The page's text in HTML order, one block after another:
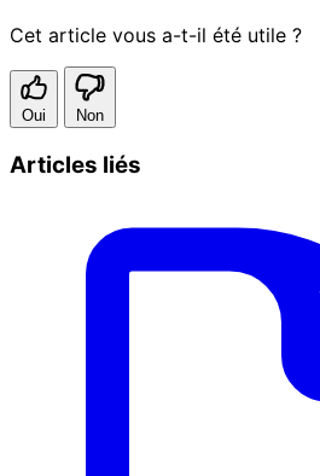
Cet article vous a-t-il été utile ?
Oui Non
Articles liés